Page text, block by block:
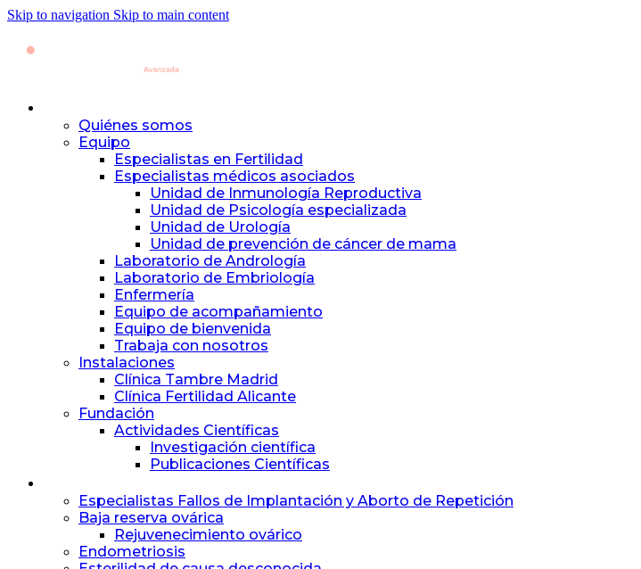
Skip to navigation Skip to main content
Quiénes somos
Equipo
Especialistas en Fertilidad
Especialistas médicos asociados
Unidad de Inmunología Reproductiva
Unidad de Psicología especializada
Unidad de Urología
Unidad de prevención de cáncer de mama
Laboratorio de Andrología
Laboratorio de Embriología
Enfermería
Equipo de acompañamiento
Equipo de bienvenida
Trabaja con nosotros
Instalaciones
Clínica Tambre Madrid
Clínica Fertilidad Alicante
Fundación
Actividades Científicas
Investigación científica
Publicaciones Científicas
Especialistas Fallos de Implantación y Aborto de Repetición
Baja reserva ovárica
Rejuvenecimiento ovárico
Endometriosis